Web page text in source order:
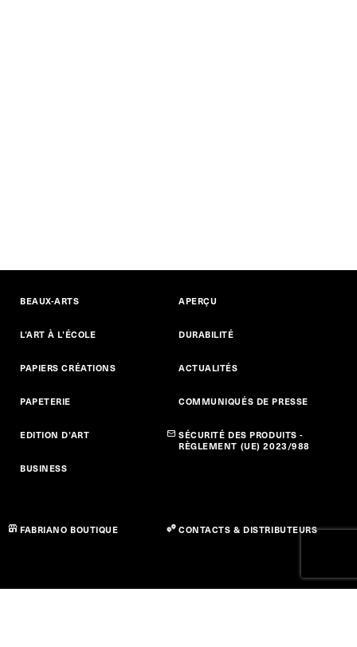
BEAUX-ARTS
L’ART À L’ÉCOLE
PAPIERS CRÉATIONS
PAPETERIE
EDITION D’ART
BUSINESS
APERÇU
DURABILITÉ
ACTUALITÉS
COMMUNIQUÉS DE PRESSE
SÉCURITÉ DES PRODUITS -
RÈGLEMENT (UE) 2023/988
FABRIANO BOUTIQUE CONTACTS & DISTRIBUTEURS